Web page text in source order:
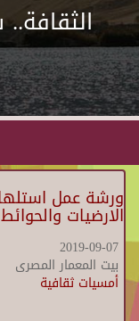
ورشة عمل
الارضيات والحوائط
2019-09-07
بيت المعمار المصرى
أمسيات ثقافية